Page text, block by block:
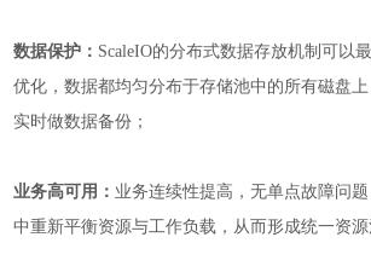
数据保护： ScaleIO的分布式数据存放机制可以
优化，数据都均匀分布于存储池中的所有磁盘上
实时做数据备份；
业务高可用： 业务连续性提高，无单点故障问
中重新平衡资源与工作负载，从而形成统一资源